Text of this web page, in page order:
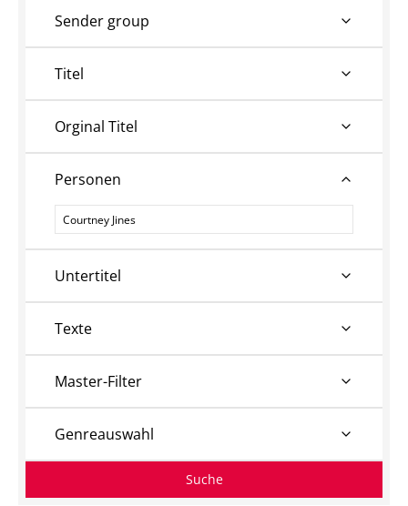
Sender group
Titel
Orginal Titel
Personen
Personen
Untertitel
Texte
Master-Filter
Genreauswahl
Suche